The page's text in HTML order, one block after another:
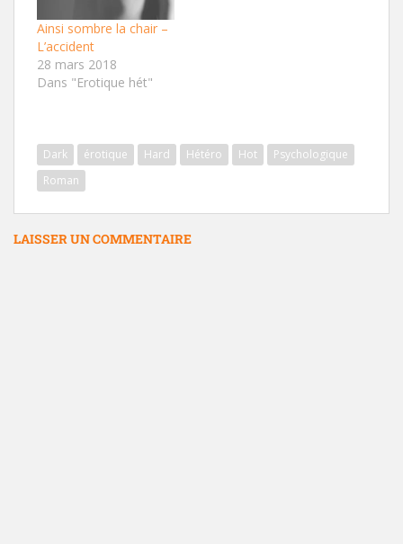
Ainsi sombre la chair –
L’accident
28 mars 2018
Dans "Erotique hét"
Dark érotique Hard Hétéro Hot
Psychologique
Roman
LAISSER UN COMMENTAIRE